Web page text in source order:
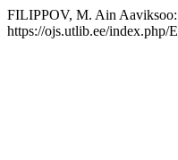
FILIPPOV, M. Ain Aaviksoo:
https://ojs.utlib.ee/index.php/